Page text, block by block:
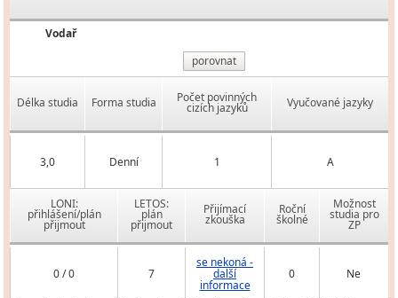
Vodař
porovnat
Délka studia Forma studia Počet povinných
cizích jazyků Vyučované jazyky
3,0 Denní 1 A
LONI:
přihlášení/plán
přijmout
LETOS:
plán
přijmout
Přijímací
zkouška
Roční
školné
Možnost
studia pro
ZP
0 / 0 7
se nekoná -
další
informace
0 Ne